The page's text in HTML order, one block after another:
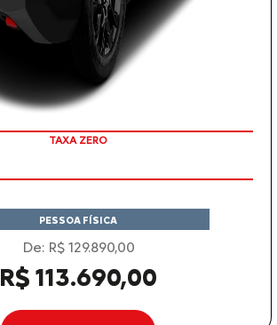
PESSOA FÍSICA
De: R$ 129.890,00
R$ 113.690,00